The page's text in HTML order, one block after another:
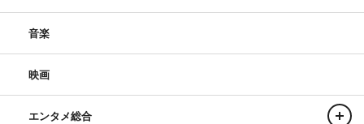
音楽
映画
エンタメ総合